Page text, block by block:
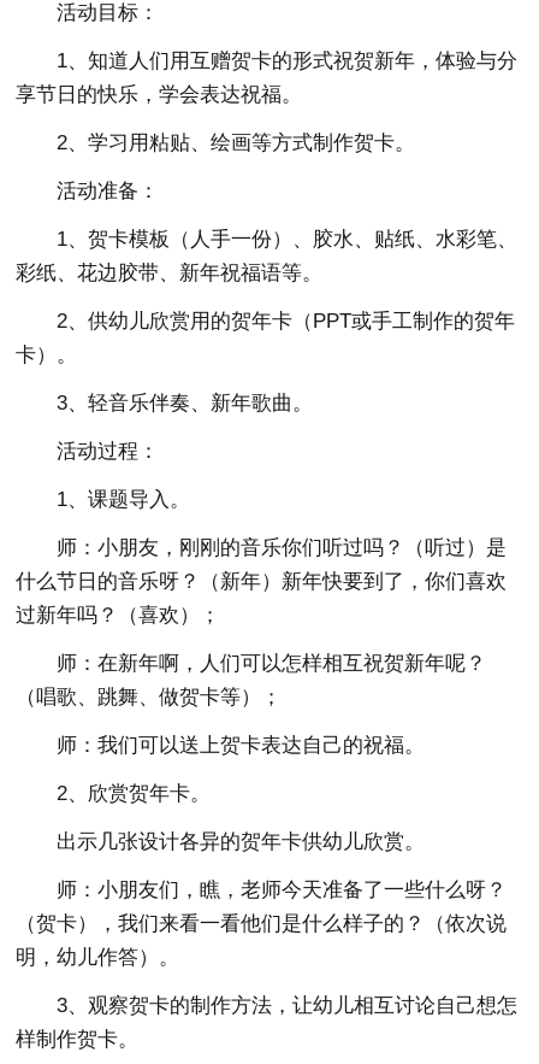
活动目标：
1、知道人们用互赠贺卡的形式祝贺新年，体验与分
享节日的快乐，学会表达祝福。
2、学习用粘贴、绘画等方式制作贺卡。
活动准备：
1、贺卡模板（人手一份）、胶水、贴纸、水彩笔、
彩纸、花边胶带、新年祝福语等。
2、供幼儿欣赏用的贺年卡（PPT或手工制作的贺年
卡）。
3、轻音乐伴奏、新年歌曲。
活动过程：
1、课题导入。
师：小朋友，刚刚的音乐你们听过吗？（听过）是
什么节日的音乐呀？（新年）新年快要到了，你们喜欢
过新年吗？（喜欢）；
师：在新年啊，人们可以怎样相互祝贺新年呢？
（唱歌、跳舞、做贺卡等）；
师：我们可以送上贺卡表达自己的祝福。
2、欣赏贺年卡。
出示几张设计各异的贺年卡供幼儿欣赏。
师：小朋友们，瞧，老师今天准备了一些什么呀？
（贺卡），我们来看一看他们是什么样子的？（依次说
明，幼儿作答）。
3、观察贺卡的制作方法，让幼儿相互讨论自己想怎
样制作贺卡。